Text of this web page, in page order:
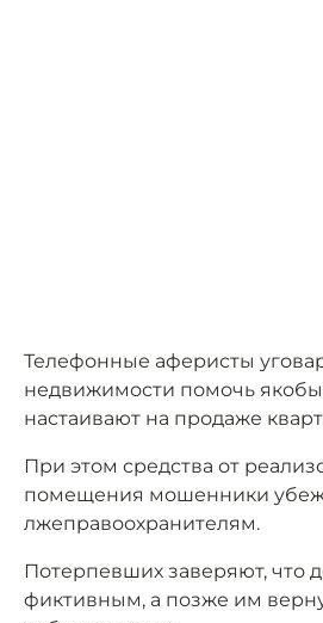
Телефонные аферисты
недвижимости помочь
настаивают на продаже
При этом средства от
помещения мошенники
лжеправоохранителям.
Потерпевших заверяют, что
фиктивным, а позже им